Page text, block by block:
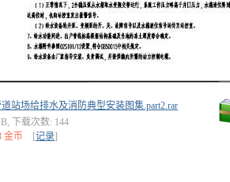
站场给排水及消防典型安装图集.part2.rar
下载次数: 144
金币
[记录]